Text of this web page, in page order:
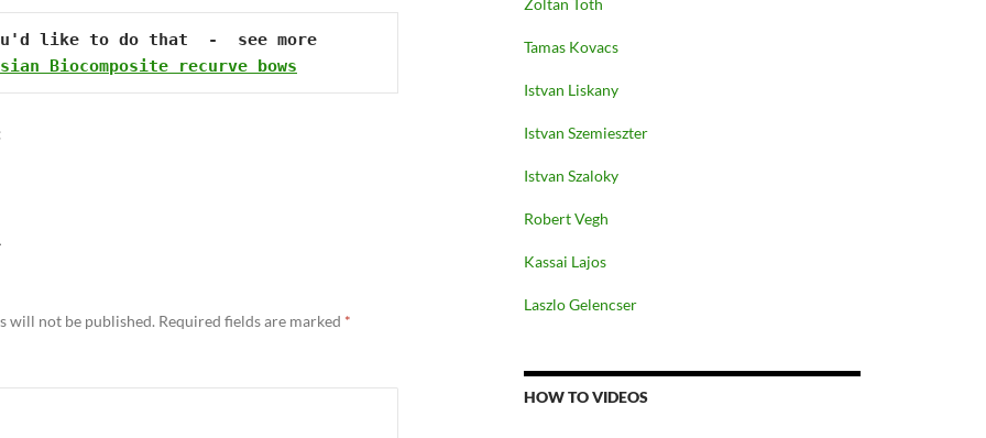
like to do that  -  see more
Biocomposite recurve bows
will not be published. Required fields are marked *
Zoltan Toth
Tamas Kovacs
Istvan Liskany
Istvan Szemieszter
Istvan Szaloky
Robert Vegh
Kassai Lajos
Laszlo Gelencser
HOW TO VIDEOS